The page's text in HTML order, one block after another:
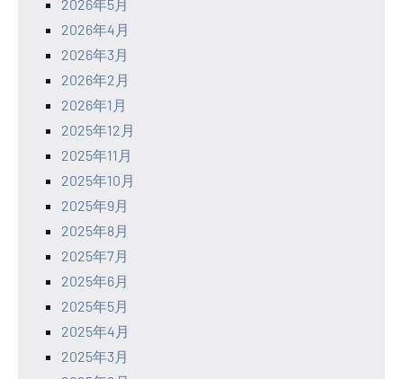
2026年5月
2026年4月
2026年3月
2026年2月
2026年1月
2025年12月
2025年11月
2025年10月
2025年9月
2025年8月
2025年7月
2025年6月
2025年5月
2025年4月
2025年3月